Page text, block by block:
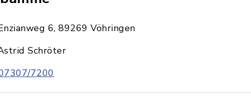
6, 89269 Vöhringen
Schröter
7200